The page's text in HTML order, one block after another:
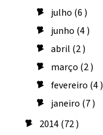
► julho (6 )
► junho (4 )
►abril (2 )
► março (2 )
►fevereiro (4 )
► janeiro (7 )
► 2014(72 )